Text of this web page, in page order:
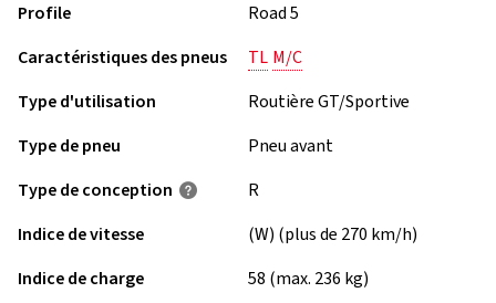
Profile
Road 5
Caractéristiques des pneus
TL M/C
Type d'utilisation
Routière GT/Sportive
Type de pneu
Pneu avant
Type de conception
R
Indice de vitesse
(W) (plus de 270 km/h)
Indice de charge
58 (max. 236 kg)